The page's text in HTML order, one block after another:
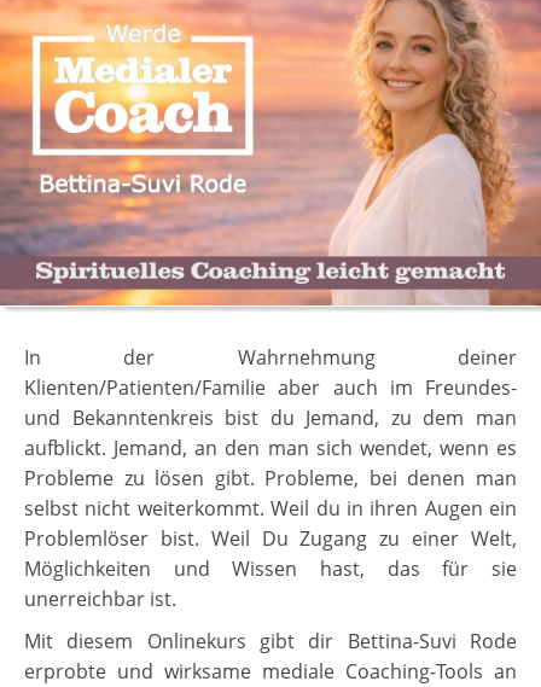
In der Wahrnehmung deiner
Klienten/Patienten/Familie aber auch im Freundes-
und Bekanntenkreis bist du Jemand, zu dem man
aufblickt. Jemand, an den man sich wendet, wenn es
Probleme zu lösen gibt. Probleme, bei denen man
selbst nicht weiterkommt. Weil du in ihren Augen ein
Problemlöser bist. Weil Du Zugang zu einer Welt,
Möglichkeiten und Wissen hast, das für sie
unerreichbar ist.
Mit diesem Onlinekurs gibt dir Bettina-Suvi Rode
erprobte und wirksame mediale Coaching-Tools an